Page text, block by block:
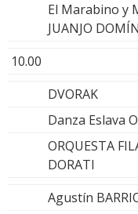
El Marabino y
JUANJO
10.00
DVORAK
Danza Eslava
ORQUESTA
DORATI
Agustín